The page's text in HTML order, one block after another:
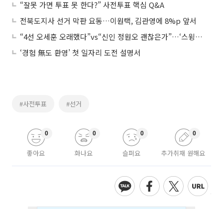
“잘못 가면 투표 못 한다?” 사전투표 핵심 Q&A
전북도지사 선거 막판 요동…이원택, 김관영에 8%p 앞서
“4선 오세훈 오래했다”vs“신인 정원오 괜찮은가”…‘스윙보터’ 한강벨트 민심 안갯속
‘경험 無도 환영’ 첫 일자리 도전 설명서
#사전투표 #선거
좋아요
0
화나요
0
슬퍼요
0
추가취재 원해요
0